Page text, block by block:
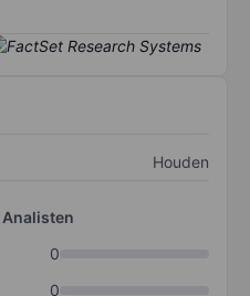
Houden
Analisten
0
0